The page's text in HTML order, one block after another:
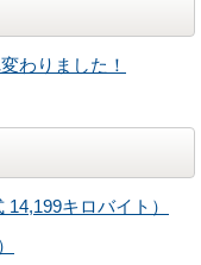
わりました！
キロバイト）